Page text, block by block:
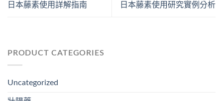
日本藤素使用詳解指南 日本藤素使用研究實例分析
PRODUCT CATEGORIES
Uncategorized